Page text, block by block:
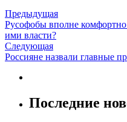
Предыдущая
Русофобы вполне
ими власти?
Следующая
Россияне назвали главные
Последние